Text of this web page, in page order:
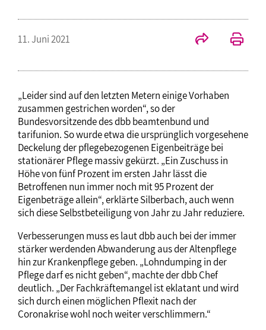
11. Juni 2021
„Leider sind auf den letzten Metern einige Vorhaben
zusammen gestrichen worden“, so der
Bundesvorsitzende des dbb beamtenbund und
tarifunion. So wurde etwa die ursprünglich vorgesehene
Deckelung der pflegebezogenen Eigenbeiträge bei
stationärer Pflege massiv gekürzt. „Ein Zuschuss in
Höhe von fünf Prozent im ersten Jahr lässt die
Betroffenen nun immer noch mit 95 Prozent der
Eigenbeträge allein“, erklärte Silberbach, auch wenn
sich diese Selbstbeteiligung von Jahr zu Jahr reduziere.
Verbesserungen muss es laut dbb auch bei der immer
stärker werdenden Abwanderung aus der Altenpflege
hin zur Krankenpflege geben. „Lohndumping in der
Pflege darf es nicht geben“, machte der dbb Chef
deutlich. „Der Fachkräftemangel ist eklatant und wird
sich durch einen möglichen Pflexit nach der
Coronakrise wohl noch weiter verschlimmern.“